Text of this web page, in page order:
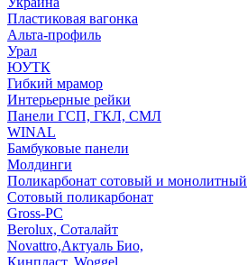
Пластиковая вагонка
Альта-профиль
Урал
ЮУТК
Гибкий мрамор
Интерьерные рейки
Панели ГСП, ГКЛ, СМЛ
WINAL
Бамбуковые панели
Молдинги
Поликарбонат сотовый и монолитный
Сотовый поликарбонат
Gross-PC
Berolux, Соталайт
Novattro,Актуаль Био,
Кинпласт, Woggel